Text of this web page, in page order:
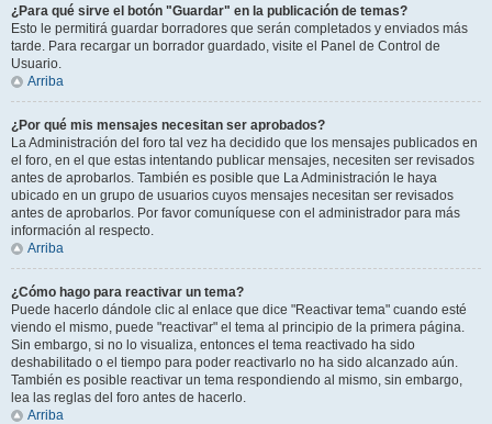
¿Para qué sirve el botón "Guardar" en la publicación de temas?
Esto le permitirá guardar borradores que serán completados y enviados más
tarde. Para recargar un borrador guardado, visite el Panel de Control de
Usuario.
Arriba
¿Por qué mis mensajes necesitan ser aprobados?
La Administración del foro tal vez ha decidido que los mensajes publicados en
el foro, en el que estas intentando publicar mensajes, necesiten ser revisados
antes de aprobarlos. También es posible que La Administración le haya
ubicado en un grupo de usuarios cuyos mensajes necesitan ser revisados
antes de aprobarlos. Por favor comuníquese con el administrador para más
información al respecto.
Arriba
¿Cómo hago para reactivar un tema?
Puede hacerlo dándole clic al enlace que dice "Reactivar tema" cuando esté
viendo el mismo, puede "reactivar" el tema al principio de la primera página.
Sin embargo, si no lo visualiza, entonces el tema reactivado ha sido
deshabilitado o el tiempo para poder reactivarlo no ha sido alcanzado aún.
También es posible reactivar un tema respondiendo al mismo, sin embargo,
lea las reglas del foro antes de hacerlo.
Arriba